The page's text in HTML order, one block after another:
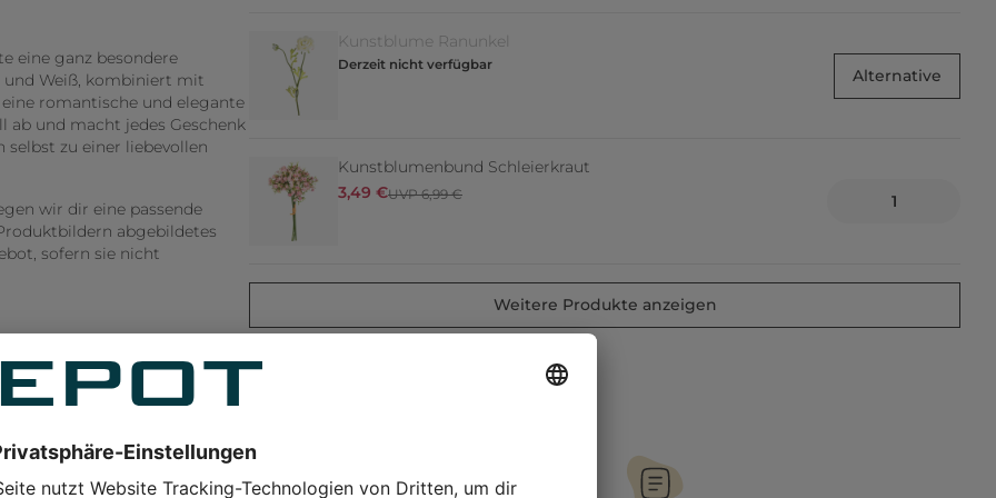
eine ganz besondere
und Weiß, kombiniert mit
romantische und elegante
ab und macht jedes Geschenk
selbst zu einer liebevollen
wir dir eine passende
abgebildetes
sofern sie nicht
Kunstblume Ranunkel
Derzeit nicht verfügbar
Alternative
Kunstblumenbund Schleierkraut
3,49 €UVP 6,99 €
Weitere Produkte anzeigen